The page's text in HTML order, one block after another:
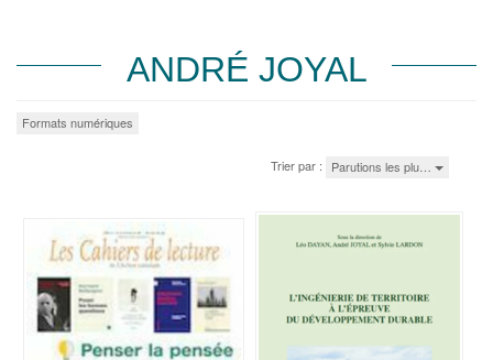
ANDRÉ JOYAL
Formats numériques
Trier par : Parutions les plu…